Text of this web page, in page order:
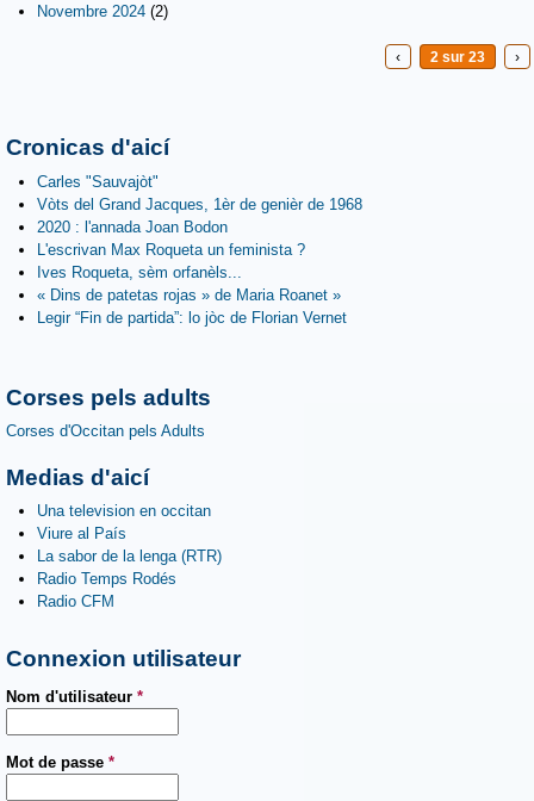
Novembre 2024 (2)
‹ 2 sur 23 ›
Cronicas d'aicí
Carles "Sauvajòt"
Vòts del Grand Jacques, 1èr de genièr de 1968
2020 : l'annada Joan Bodon
L'escrivan Max Roqueta un feminista ?
Ives Roqueta, sèm orfanèls...
« Dins de patetas rojas » de Maria Roanet »
Legir “Fin de partida”: lo jòc de Florian Vernet
Corses pels adults
Corses d'Occitan pels Adults
Medias d'aicí
Una television en occitan
Viure al País
La sabor de la lenga (RTR)
Radio Temps Rodés
Radio CFM
Connexion utilisateur
Nom d'utilisateur *
Mot de passe *